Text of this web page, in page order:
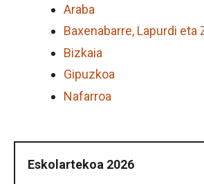
Araba
Baxenabarre, Lapurdi eta
Bizkaia
Gipuzkoa
Nafarroa
Eskolartekoa 2026